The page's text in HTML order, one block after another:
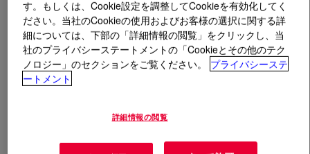
とはDOWANOL™ PMA Glycol Ether Acetate STD
Electronics Grade?
A moderate evaporating, hydrophobic glycol ether with
low viscosity and excellent properties for solvent-borne
low metals content for the electronics market.
す。もしくは、Cookie設定を調整してCookieを有効化してく
ださい。当社のCookieの使用およびお客様の選択に関する詳
細については、下部の「詳細情報の閲覧」をクリックし、当
社のプライバシーステートメントの「Cookieとその他のテク
ノロジー」のセクションをご覧ください。
プライバシーステ
ートメント
詳細情報の閲覧